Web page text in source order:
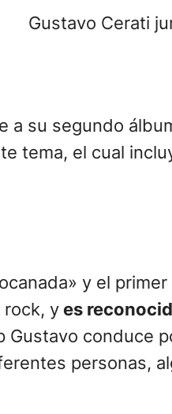
Gustavo Cerati
a su segundo
tema, el cual
y el
rock, yes
Gustavo conduce
personas,